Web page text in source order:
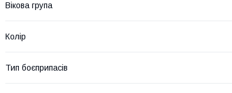
Вікова група
Колір
Тип боєприпасів